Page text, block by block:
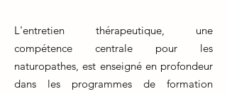
L'entretien thérapeutique, une
compétence centrale pour les
naturopathes, est enseigné en profondeur
dans les programmes de formation